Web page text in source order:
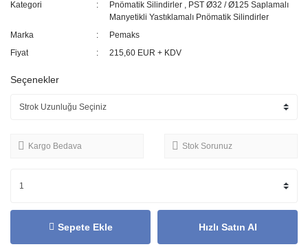
Kategori
Pnömatik Silindirler , PST Ø32 / Ø125 Saplamalı
Manyetikli Yastıklamalı Pnömatik Silindirler
Marka
Pemaks
Fiyat
215,60 EUR + KDV
Seçenekler
Kargo Bedava Stok Sorunuz
Sepete Ekle Hızlı Satın Al